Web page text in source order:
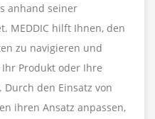
anhand seiner
MEDDIC hilft Ihnen, den
zu navigieren und
Produkt oder Ihre
den Einsatz von
ihren Ansatz anpassen,